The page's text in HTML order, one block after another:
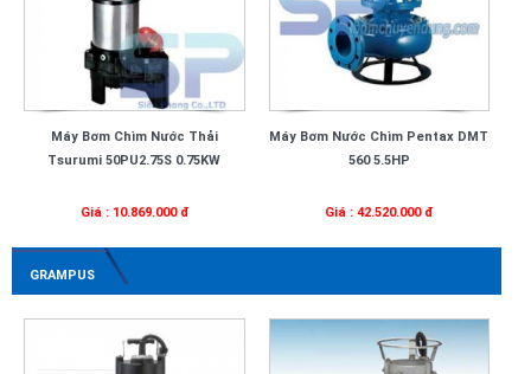
Máy Bơm Chìm Nước Thải
Tsurumi 50PU2.75S 0.75KW
Giá : 10.869.000 đ
Máy Bơm Nước Chìm Pentax DMT
560 5.5HP
Giá : 42.520.000 đ
GRAMPUS